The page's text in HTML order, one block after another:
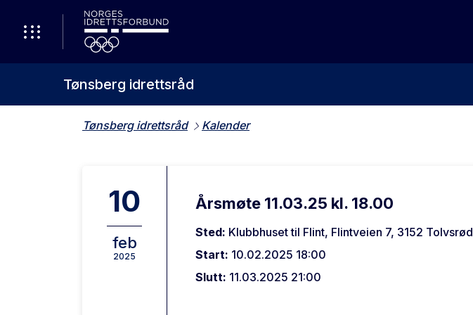
Tønsberg idrettsråd
Tønsberg idrettsråd Kalender
10
feb
2025
Årsmøte 11.03.25 kl. 18.00
Sted: Klubbhuset til Flint, Flintveien 7, 3152 Tolvsrød
Start: 10.02.2025 18:00
Slutt: 11.03.2025 21:00